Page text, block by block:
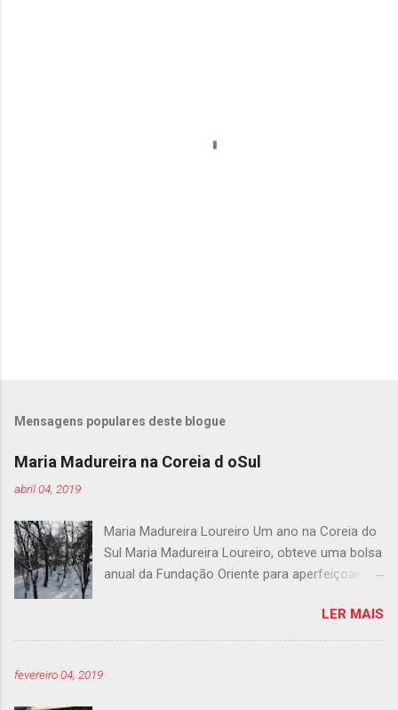
Mensagens populares deste blogue
Maria Madureira na Coreia d oSul
abril 04, 2019
Maria Madureira Loureiro Um ano na Coreia do
Sul Maria Madureira Loureiro, obteve uma bolsa
anual da Fundação Oriente para aperfeiçoar os
corrente ano letivo. Partiu para lá no fim de de
Novembro e conta-nos agora a sua experiência
LER MAIS
fevereiro 04, 2019